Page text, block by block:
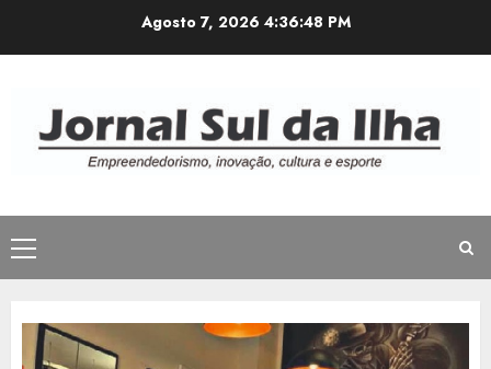
Agosto 7, 2026 4:36:49 PM
Menu
principal